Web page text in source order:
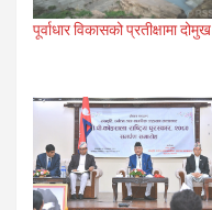
पूर्वाधार विकासको प्रतीक्षामा दोमुख